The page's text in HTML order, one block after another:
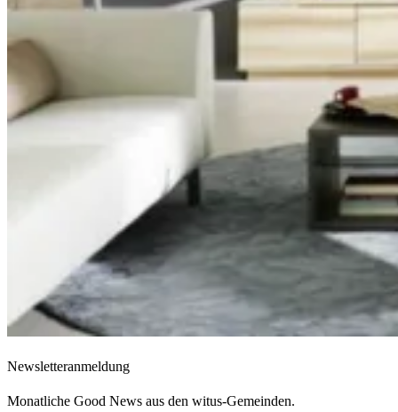
Newsletteranmeldung
Monatliche Good News aus den witus-Gemeinden.